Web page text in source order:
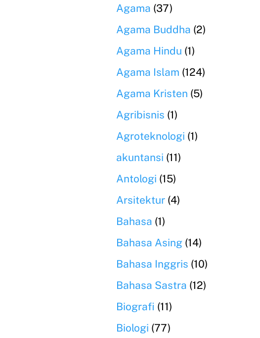
Agama (37)
Agama Buddha (2)
Agama Hindu (1)
Agama Islam (124)
Agama Kristen (5)
Agribisnis (1)
Agroteknologi (1)
akuntansi (11)
Antologi (15)
Arsitektur (4)
Bahasa (1)
Bahasa Asing (14)
Bahasa Inggris (10)
Bahasa Sastra (12)
Biografi (11)
Biologi (77)